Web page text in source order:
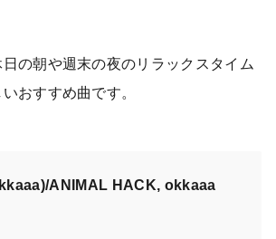
の朝や週末の夜のリラックスタイム
おすすめ曲です。
ANIMAL HACK, okkaaa